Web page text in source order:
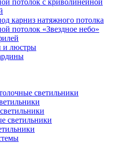
потолок с криволинейной
карниз натяжного потолка
потолок «Звездное небо»
и люстры
светильники
светильники